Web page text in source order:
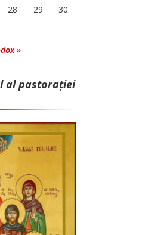
28 29
30
»
al pastorației